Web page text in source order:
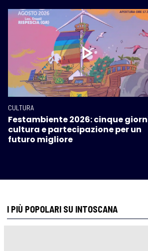
CULTURA
Festambiente 2026: cinque
cultura e partecipazione per un
futuro migliore
I PIÙ POPOLARI SU INTOSCANA